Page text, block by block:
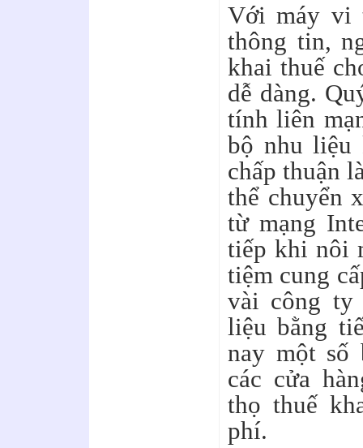
Với máy vi
thông tin,
khai thuế
dễ dàng.
tính liên
bộ nhu liệu
chấp thuận
thể chuyển
từ mạng
tiếp khi nôi
tiệm cung
vài công ty
liệu bằng
nay một số
các cửa
thọ thuế
phí.